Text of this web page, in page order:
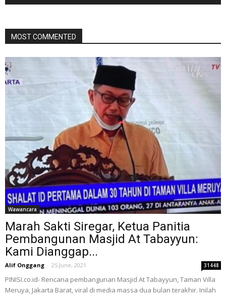
MOST COMMENTED
Wawancara
Marah Sakti Siregar, Ketua Panitia
Pembangunan Masjid At Tabayyun:
Kami Dianggap...
Alif Onggang - 25 June, 2021 31448
PINISI.co.id- Rencana pembangunan Masjid At Tabayyun, Taman Villa
Meruya, Jakarta Barat, viral di media massa dua bulan terakhir. Inilah